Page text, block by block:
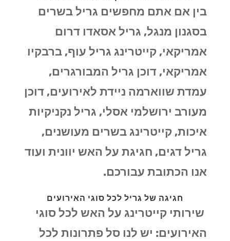
בין אם אתם מחפשים גריל בשרים
בסגנון מנגל, גריל אסאדו דרום
אמריקאי, קייטרינג גריל עוף, ברבקיו
אמריקאי, דוכן גריל המבורגרים,
עמדת שווארמה ניידת לאירועים, דוכן
מעורב ירושלמי אסלי, גריל נקניקיות
איכות, קייטרינג בשרים מעושנים,
גריל דגים, חגיגת על האש יוונית ועוד
אנו הכתובת עבורכם.
חגיגה של גריל לכל סוגי האירועים
שירותי קייטרינג על האש לכל סוגי
האירועים: יש לנו סל פתרונות לכל